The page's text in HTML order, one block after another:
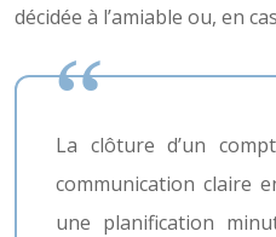
décidée à l’amiable ou, en
La clôture d’un
communication claire
une planification